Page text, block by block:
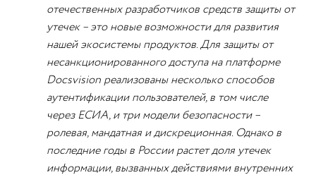
отечественных разработчиков средств защиты от
утечек – это новые возможности для развития
нашей экосистемы продуктов. Для защиты от
несанкционированного доступа на платформе
Docsvision реализованы несколько способов
аутентификации пользователей, в том числе
через ЕСИА, и три модели безопасности –
ролевая, мандатная и дискреционная. Однако в
последние годы в России растет доля утечек
информации, вызванных действиями внутренних